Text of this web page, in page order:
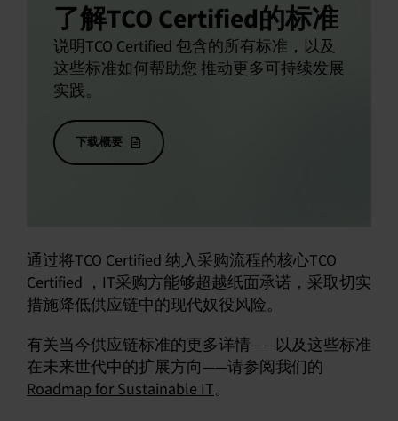
了解TCO Certified的标准
说明TCO Certified 包含的所有标准，以及
这些标准如何帮助您 推动更多可持续发展
实践。
下载概要
通过将TCO Certified 纳入采购流程的核心TCO
Certified ，IT采购方能够超越纸面承诺，采取切实
措施降低供应链中的现代奴役风险。
有关当今供应链标准的更多详情——以及这些标准
在未来世代中的扩展方向——请参阅我们的
Roadmap for Sustainable IT。